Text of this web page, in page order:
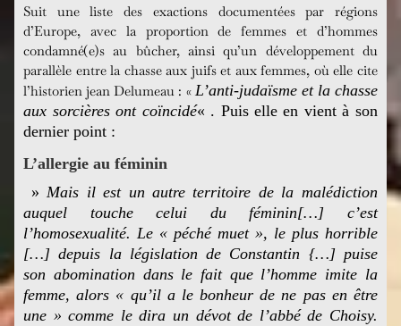
Suit une liste des exactions documentées par régions
d’Europe, avec la proportion de femmes et d’hommes
condamné(e)s au bûcher, ainsi qu’un développement du
parallèle entre la chasse aux juifs et aux femmes, où elle cite
l’historien jean Delumeau : « L’anti-judaïsme et la chasse
aux sorcières ont coïncidé« . Puis elle en vient à son
dernier point :
L’allergie au féminin
»Mais il est un autre territoire de la malédiction
auquel touche celui du féminin[…] c’est
l’homosexualité.Le « péché muet », le plus horrible
[…]depuis la législation de Constantin {…] puise
son abomination dans le fait que l’homme imite la
femme, alors « qu’il a le bonheur de ne pas en être
une » comme le dira un dévot de l’abbé de Choisy.